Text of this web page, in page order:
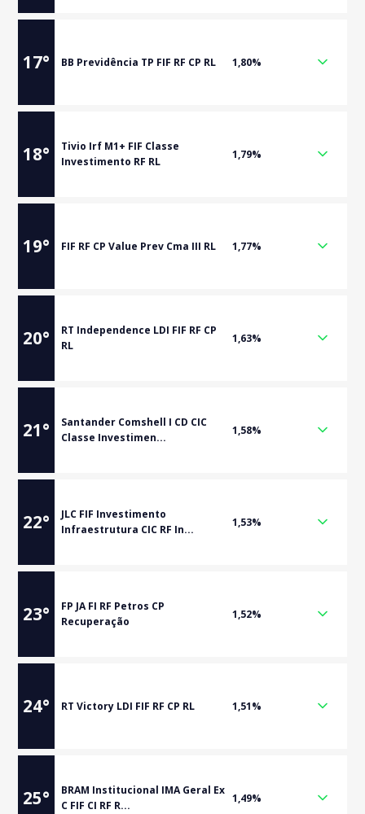
17° BB Previdência TP FIF RF CP RL 1,80%
18°
Tivio Irf M1+ FIF Classe
Investimento RF RL
1,79%
19° FIF RF CP Value Prev Cma III RL 1,77%
20°
RT Independence LDI FIF RF CP
RL
1,63%
21°
Santander Comshell I CD CIC
Classe Investimen...
1,58%
22°
JLC FIF Investimento
Infraestrutura CIC RF In...
1,53%
23°
FP JA FI RF Petros CP
Recuperação
1,52%
24° RT Victory LDI FIF RF CP RL 1,51%
25°
BRAM Institucional IMA Geral Ex
C FIF CI RF R...
1,49%